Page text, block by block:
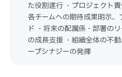
た役割遂行 ・プロジェクト
各チームへの期待成果明示
ド ・将来の配属係・部署の
の成長支援 ・組織全体の不
ープシナジーの発揮